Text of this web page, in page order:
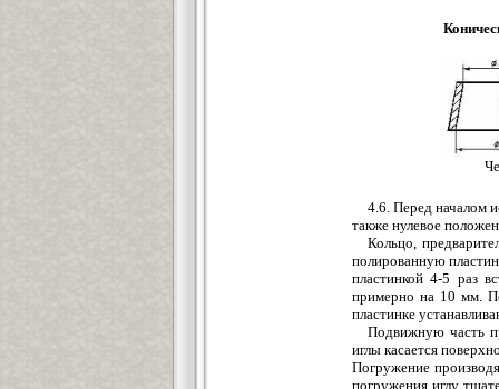
4.6. Перед началом
также нулевое
Кольцо,
полированную
пластинкой 4-5 раз
примерно на 10 мм.
пластинке
Подвижную часть
иглы касается
Погружение
погружения иглу